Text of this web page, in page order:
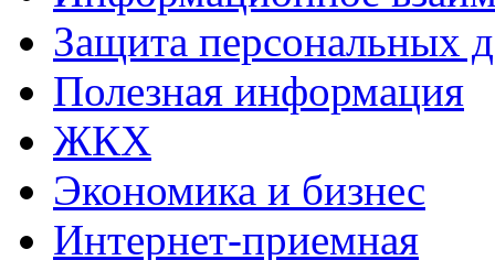
Защита персональных
Полезная информация
ЖКХ
Экономика и бизнес
Интернет-приемная